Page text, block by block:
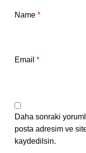
Name *
Email *
Daha sonraki
posta adresim ve
kaydedilsin.